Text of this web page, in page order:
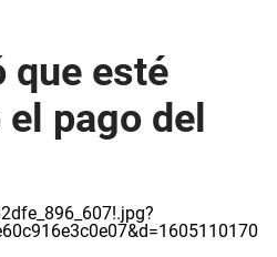
que esté
pago del